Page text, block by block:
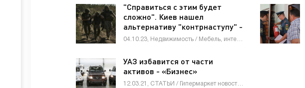
"Справиться с этим будет
сложно". Киев нашел
альтернативу "контрнаступу" -
«Новости - строительства»
УАЗ избавится от части
активов - «Бизнес»